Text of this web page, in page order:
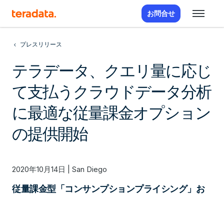
お問合せ
プレスリリース
テラデータ、クエリ量に応じ
て支払うクラウドデータ分析
に最適な従量課金オプション
の提供開始
2020年10月14日 | San Diego
従量課金型「コンサンプションプライシング」お